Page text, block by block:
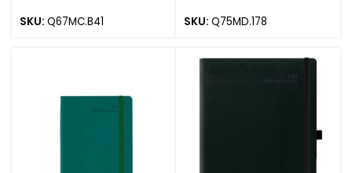
SKU: Q67MC.B41
SKU: Q75MD.178